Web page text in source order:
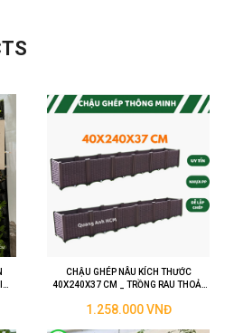
CHẬU GHÉP NÂU KÍCH THƯỚC
40X240X37 CM _ TRỒNG RAU THOẢI
1.258.000 VNĐ